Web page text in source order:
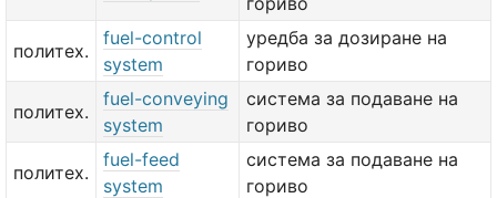
политех.
fuel-control
system
уредба за дозиране на
гориво
политех.
fuel-conveying
system
система за подаване на
гориво
политех.
fuel-feed
system
система за подаване на
гориво